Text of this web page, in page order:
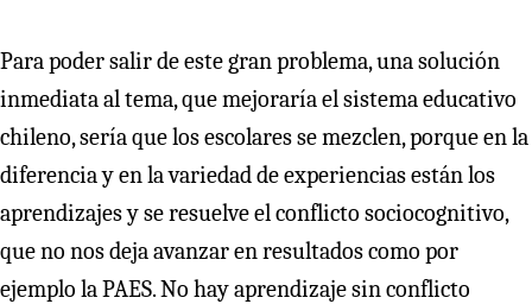
Para poder salir de este gran problema, una solución
inmediata al tema, que mejoraría el sistema educativo
chileno, sería que los escolares se mezclen, porque en la
diferencia y en la variedad de experiencias están los
aprendizajes y se resuelve el conflicto sociocognitivo,
que no nos deja avanzar en resultados como por
ejemplo la PAES. No hay aprendizaje sin conflicto